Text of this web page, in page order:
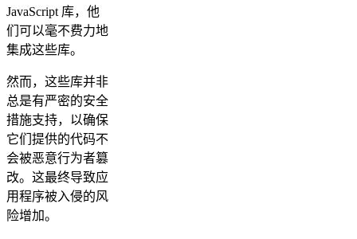
JavaScript 库，他
们可以毫不费力地
集成这些库。
然而，这些库并非
总是有严密的安全
措施支持，以确保
它们提供的代码不
会被恶意行为者篡
改。这最终导致应
用程序被入侵的风
险增加。